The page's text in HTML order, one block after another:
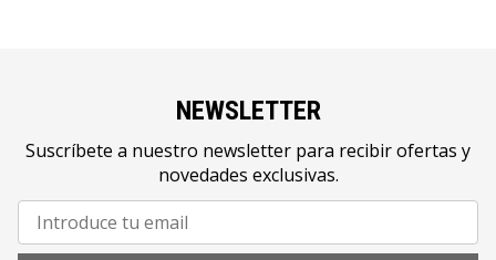
NEWSLETTER
Suscríbete a nuestro newsletter para recibir ofertas y
novedades exclusivas.